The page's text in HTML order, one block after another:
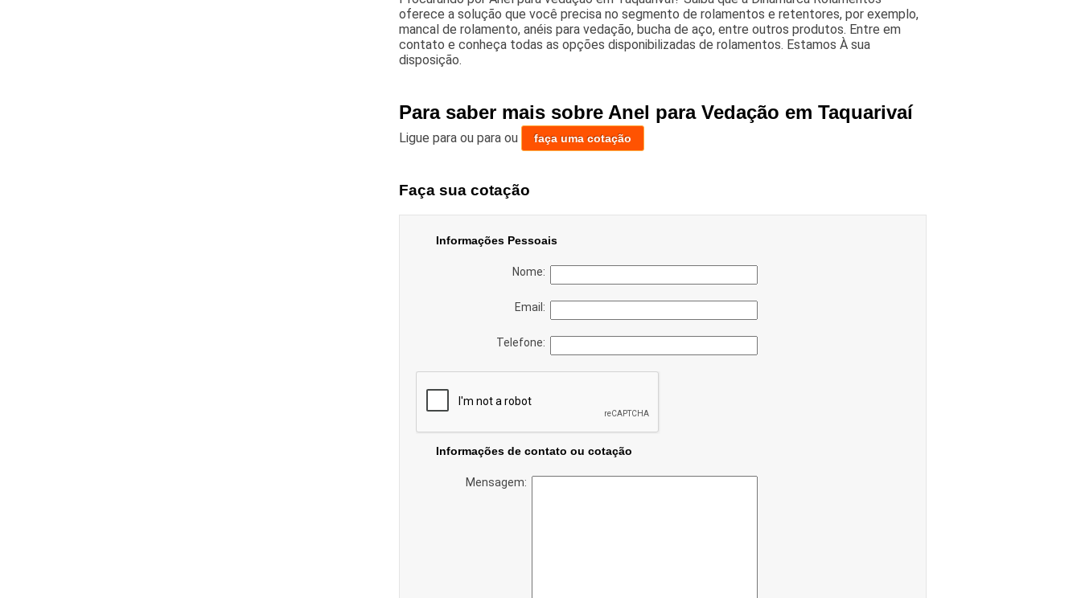
oferece a solução que você precisa no segmento de rolamentos e retentores, por exemplo,
mancal de rolamento, anéis para vedação, bucha de aço, entre outros produtos. Entre em
contato e conheça todas as opções disponibilizadas de rolamentos. Estamos À sua
disposição.
Para saber mais sobre Anel para Vedação em Taquarivaí
Ligue para ou para ou faça uma cotação
Faça sua cotação
Informações Pessoais
Nome:
Email:
Telefone:
Informações de contato ou cotação
Mensagem: